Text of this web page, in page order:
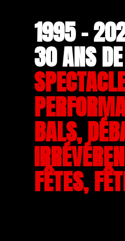
1995 -
30 ANS
BALS,
FÊTES,